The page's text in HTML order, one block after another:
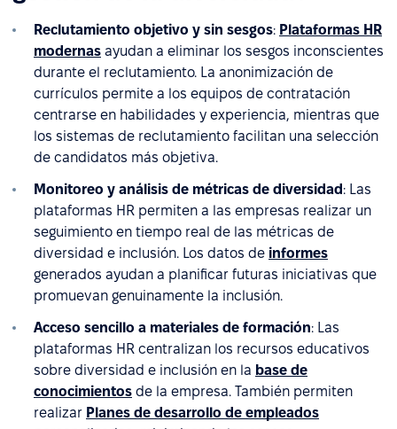
Reclutamiento objetivo y sin sesgos: Plataformas HR
modernas ayudan a eliminar los sesgos inconscientes
durante el reclutamiento. La anonimización de
currículos permite a los equipos de contratación
centrarse en habilidades y experiencia, mientras que
los sistemas de reclutamiento facilitan una selección
de candidatos más objetiva.
Monitoreo y análisis de métricas de diversidad : Las
plataformas HR permiten a las empresas realizar un
seguimiento en tiempo real de las métricas de
diversidad e inclusión. Los datos de informes
generados ayudan a planificar futuras iniciativas que
promuevan genuinamente la inclusión.
Acceso sencillo a materiales de formación: Las
plataformas HR centralizan los recursos educativos
sobre diversidad e inclusión en la base de
conocimientos de la empresa. También permiten
realizar Planes de desarrollo de empleados